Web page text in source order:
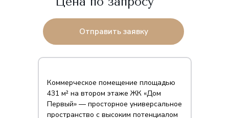
Отправить заявку
Коммерческое помещение площадью
431 м² на втором этаже ЖК «Дом
Первый» — просторное универсальное
пространство с высоким потенциалом